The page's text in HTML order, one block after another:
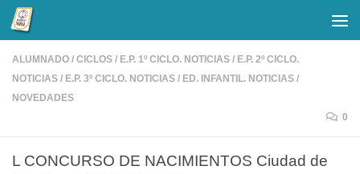
Saltar al contenido
ALUMNADO / CICLOS / E.P. 1º CICLO. NOTICIAS / E.P. 2º CICLO.
NOTICIAS / E.P. 3º CICLO. NOTICIAS / ED. INFANTIL. NOTICIAS /
NOVEDADES
0
L CONCURSO DE NACIMIENTOS Ciudad de